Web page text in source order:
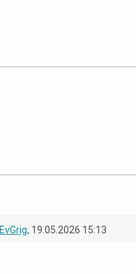
EvGrig, 19.05.2026 15:13